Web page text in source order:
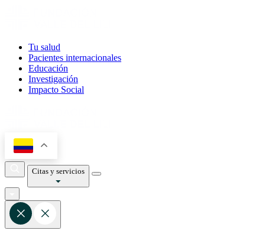
Tu salud
Pacientes internacionales
Educación
Investigación
Impacto Social
Citas y servicios